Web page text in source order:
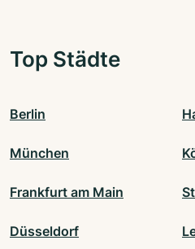
Top Städte
Berlin
München
Frankfurt am Main
Düsseldorf